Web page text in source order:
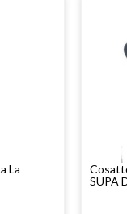
La
SUPA